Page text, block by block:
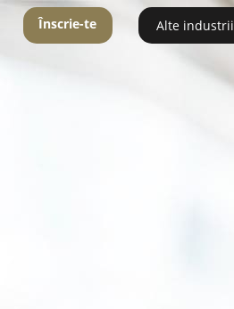
Înscrie-te Alte industrii